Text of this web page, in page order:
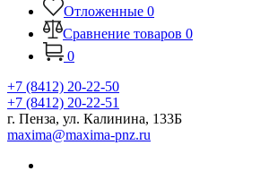
Отложенные 0
Сравнение товаров 0
0
+7 (8412) 20-22-50
+7 (8412) 20-22-51
г. Пенза, ул. Калинина, 133Б
maxima@maxima-pnz.ru